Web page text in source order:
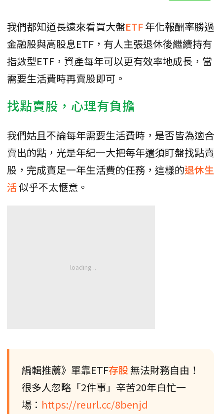
我們都知道長遠來看買大盤ETF年化報酬率勝過
金融股與高股息ETF，有人主張退休後繼續持有
指數型ETF，資產每年可以更有效率地成長，當
需要生活費時再賣股即可。
找點賣股，心理有負擔
我們姑且不論每年需要生活費時，是否皆為適合
賣出的點，光是年紀一大把每年還須盯盤找點賣
股，完成賣足一年生活費的任務，這樣的退休生
活似乎不太愜意。
編輯推薦》單靠ETF存股無法財務自由！
很多人忽略「2件事」辛苦20年白忙一
場： https://reurl.cc/8benjd